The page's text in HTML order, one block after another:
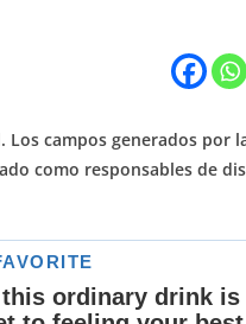
campos generados por
como responsables de